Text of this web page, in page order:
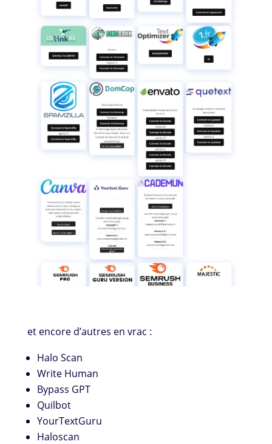
et encore d’autres en vrac :
Halo Scan
Write Human
Bypass GPT
Quilbot
YourTextGuru
Haloscan